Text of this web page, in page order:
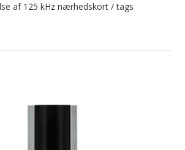
af 125 kHz nærhedskort / tags